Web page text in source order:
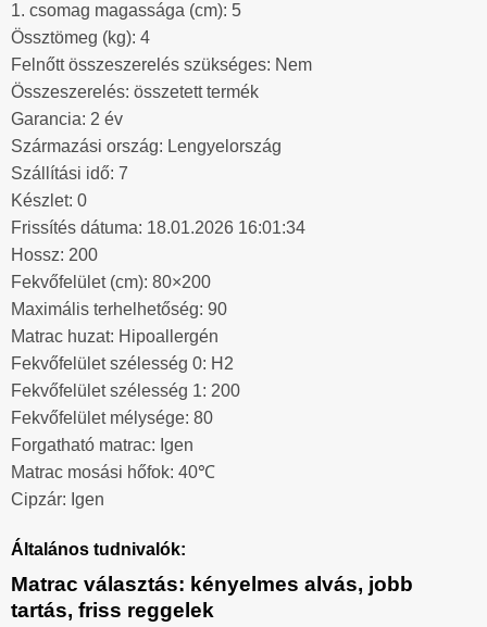
1. csomag magassága (cm): 5
Össztömeg (kg): 4
Felnőtt összeszerelés szükséges: Nem
Összeszerelés: összetett termék
Garancia: 2 év
Származási ország: Lengyelország
Szállítási idő: 7
Készlet: 0
Frissítés dátuma: 18.01.2026 16:01:34
Hossz: 200
Fekvőfelület (cm): 80×200
Maximális terhelhetőség: 90
Matrac huzat: Hipoallergén
Fekvőfelület szélesség 0: H2
Fekvőfelület szélesség 1: 200
Fekvőfelület mélysége: 80
Forgatható matrac: Igen
Matrac mosási hőfok: 40℃
Cipzár: Igen
Általános tudnivalók:
Matrac választás: kényelmes alvás, jobb
tartás, friss reggelek